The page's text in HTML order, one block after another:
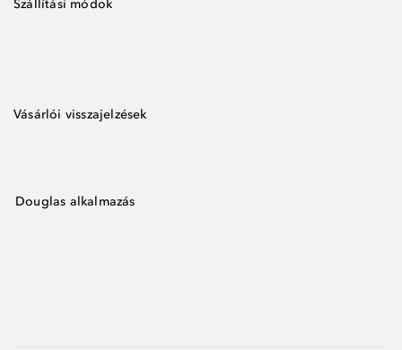
Szállítási módok
Vásárlói visszajelzések
Douglas alkalmazás